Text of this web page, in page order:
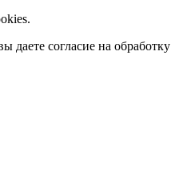
даете согласие на обработку